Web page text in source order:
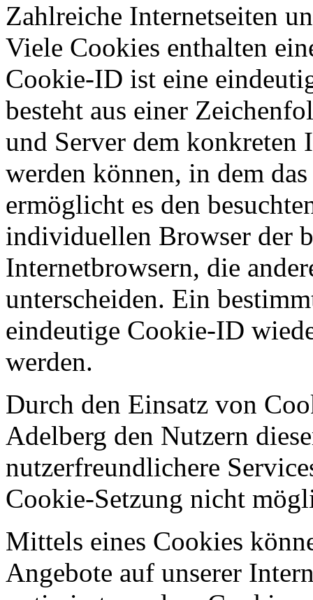
Zahlreiche Internetseiten
Viele Cookies enthalten
Cookie-ID ist eine
besteht aus einer
und Server dem konkreten
werden können, in dem
ermöglicht es den
individuellen Browser der
Internetbrowsern, die
unterscheiden. Ein
eindeutige Cookie-ID
werden.
Durch den Einsatz von
Adelberg den Nutzern
nutzerfreundlichere
Cookie-Setzung nicht
Mittels eines Cookies
Angebote auf unserer